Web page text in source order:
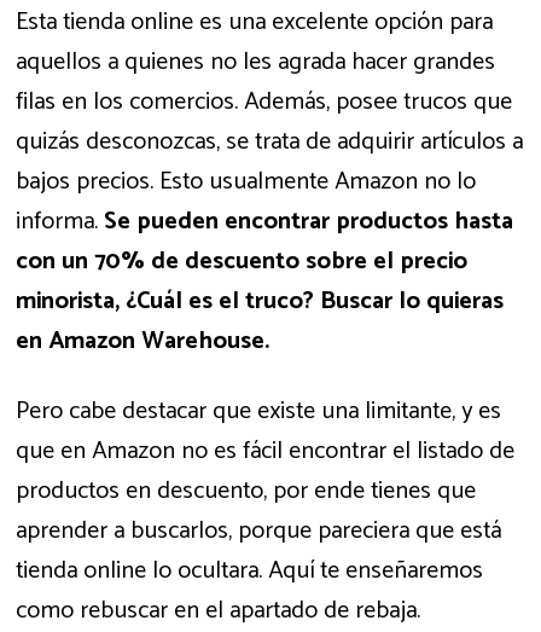
Esta tienda online es una excelente opción para
aquellos a quienes no les agrada hacer grandes
filas en los comercios. Además, posee trucos que
quizás desconozcas, se trata de adquirir artículos a
bajos precios. Esto usualmente Amazon no lo
informa.Se pueden encontrar productos hasta
con un 70% de descuento sobre el precio
minorista, ¿Cuál es el truco? Buscar lo quieras
en Amazon Warehouse.
Pero cabe destacar que existe una limitante, y es
que en Amazon no es fácil encontrar el listado de
productos en descuento, por ende tienes que
aprender a buscarlos, porque pareciera que está
tienda online lo ocultara. Aquí te enseñaremos
como rebuscar en el apartado de rebaja.